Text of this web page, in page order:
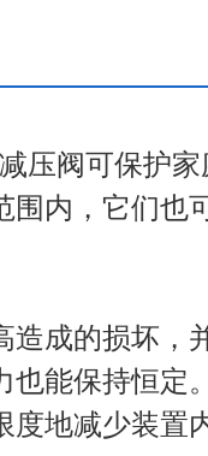
压阀可保护
围内，它们也
造成的损坏，
也能保持恒定
度地减少装置